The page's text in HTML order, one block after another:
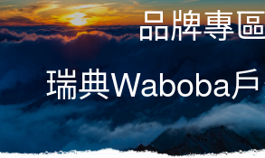
品牌專
瑞典Waboba